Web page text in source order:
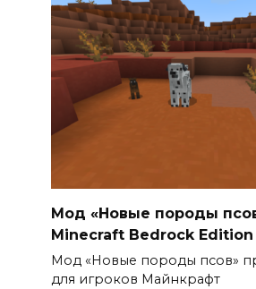
Мод «Новые породы
Minecraft Bedrock Edition
Мод «Новые породы псов»
для игроков Майнкрафт